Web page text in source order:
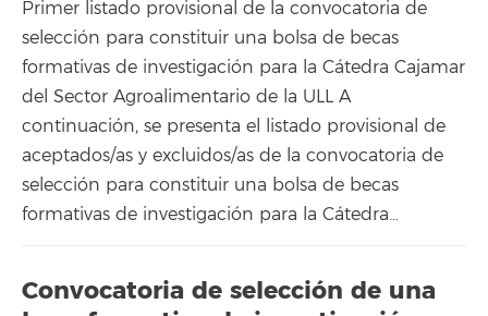
Primer listado provisional de la convocatoria de
selección para constituir una bolsa de becas
formativas de investigación para la Cátedra Cajamar
del Sector Agroalimentario de la ULL A
continuación, se presenta el listado provisional de
aceptados/as y excluidos/as de la convocatoria de
selección para constituir una bolsa de becas
formativas de investigación para la Cátedra…
Convocatoria de selección de una